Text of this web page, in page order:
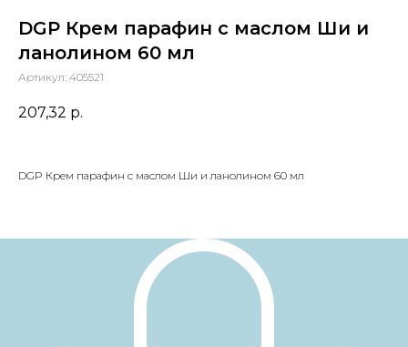
DGP Крем парафин с маслом Ши и
ланолином 60 мл
Артикул: 405521
207,32 р.
DGP Крем парафин с маслом Ши и ланолином 60 мл